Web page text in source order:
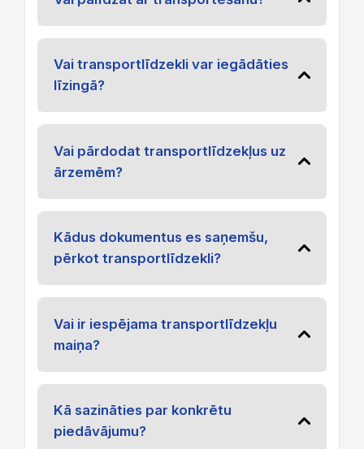
Vai transportlīdzekli var iegādāties
līzingā?
Vai pārdodat transportlīdzekļus uz
ārzemēm?
Kādus dokumentus es saņemšu,
pērkot transportlīdzekli?
Vai ir iespējama transportlīdzekļu
maiņa?
Kā sazināties par konkrētu
piedāvājumu?